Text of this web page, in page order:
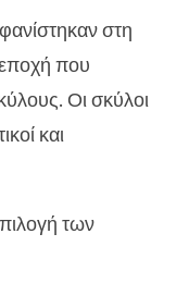
στη
που
Οι σκύλοι
και
των